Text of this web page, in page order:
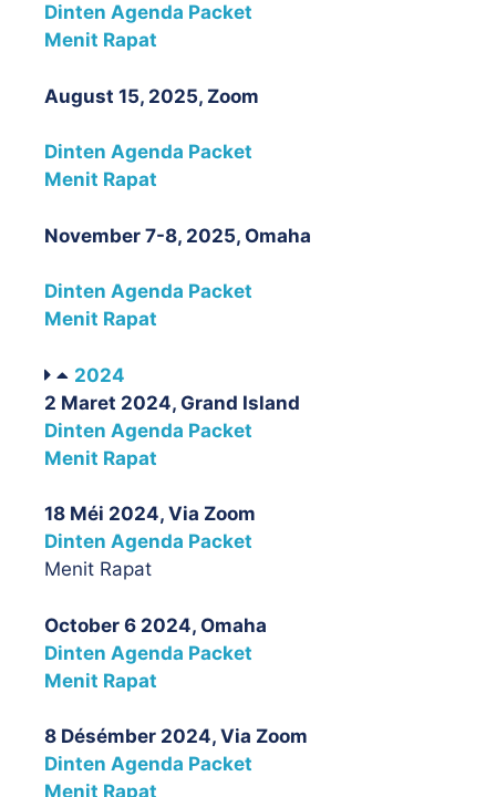
Dinten Agenda Packet
Menit Rapat
August 15, 2025, Zoom
Dinten Agenda Packet
Menit Rapat
November 7-8, 2025, Omaha
Dinten Agenda Packet
Menit Rapat
2024
2 Maret 2024, Grand Island
Dinten Agenda Packet
Menit Rapat
18 Méi 2024, Via Zoom
Dinten Agenda Packet
Menit Rapat
October 6 2024, Omaha
Dinten Agenda Packet
Menit Rapat
8 Désémber 2024, Via Zoom
Dinten Agenda Packet
Menit Rapat